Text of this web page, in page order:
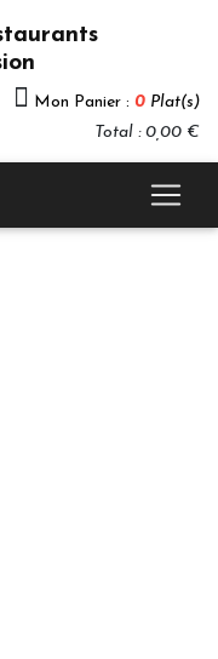
Mon Panier : 0 Plat(s)
Total : 0,00 €